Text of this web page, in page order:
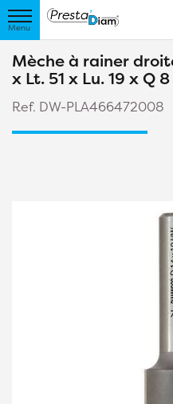
Mèche à rainer
x Lt. 51 x Lu. 19 x Q
Ref. DW-PLA466472008